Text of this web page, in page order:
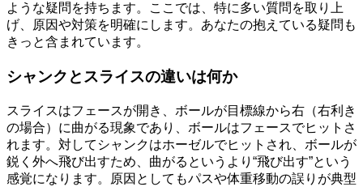
ような疑問を持ちます。ここでは、特に多い質問を取り上
げ、原因や対策を明確にします。あなたの抱えている疑問も
きっと含まれています。
シャンクとスライスの違いは何か
スライスはフェースが開き、ボールが目標線から右（右利き
の場合）に曲がる現象であり、ボールはフェースでヒットさ
れます。対してシャンクはホーゼルでヒットされ、ボールが
鋭く外へ飛び出すため、曲がるというより“飛び出す”という
感覚になります。原因としてもパスや体重移動の誤りが典型